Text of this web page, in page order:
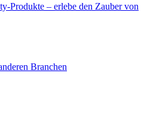
Produkte – erlebe den Zauber von
Branchen